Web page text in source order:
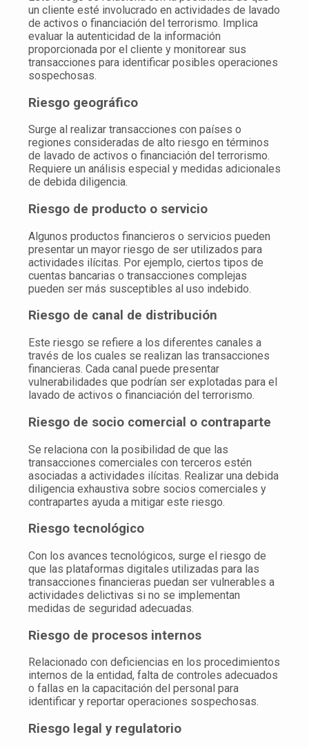
un cliente esté involucrado en actividades de lavado
de activos o financiación del terrorismo. Implica
evaluar la autenticidad de la información
proporcionada por el cliente y monitorear sus
transacciones para identificar posibles operaciones
sospechosas.
Riesgo geográfico
Surge al realizar transacciones con países o
regiones consideradas de alto riesgo en términos
de lavado de activos o financiación del terrorismo.
Requiere un análisis especial y medidas adicionales
de debida diligencia.
Riesgo de producto o servicio
Algunos productos financieros o servicios pueden
presentar un mayor riesgo de ser utilizados para
actividades ilícitas. Por ejemplo, ciertos tipos de
cuentas bancarias o transacciones complejas
pueden ser más susceptibles al uso indebido.
Riesgo de canal de distribución
Este riesgo se refiere a los diferentes canales a
través de los cuales se realizan las transacciones
financieras. Cada canal puede presentar
vulnerabilidades que podrían ser explotadas para el
lavado de activos o financiación del terrorismo.
Riesgo de socio comercial o contraparte
Se relaciona con la posibilidad de que las
transacciones comerciales con terceros estén
asociadas a actividades ilícitas. Realizar una debida
diligencia exhaustiva sobre socios comerciales y
contrapartes ayuda a mitigar este riesgo.
Riesgo tecnológico
Con los avances tecnológicos, surge el riesgo de
que las plataformas digitales utilizadas para las
transacciones financieras puedan ser vulnerables a
actividades delictivas si no se implementan
medidas de seguridad adecuadas.
Riesgo de procesos internos
Relacionado con deficiencias en los procedimientos
internos de la entidad, falta de controles adecuados
o fallas en la capacitación del personal para
identificar y reportar operaciones sospechosas.
Riesgo legal y regulatorio